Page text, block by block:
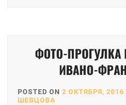
ФОТО-ПРОГУЛКА
ИВАНО-
POSTED ON 2 ОКТЯБРЯ, 2016
ШЕВЦОВА